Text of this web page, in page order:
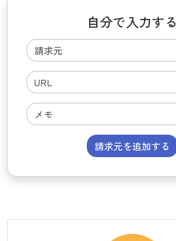
自分で入力する
請求元を追加する